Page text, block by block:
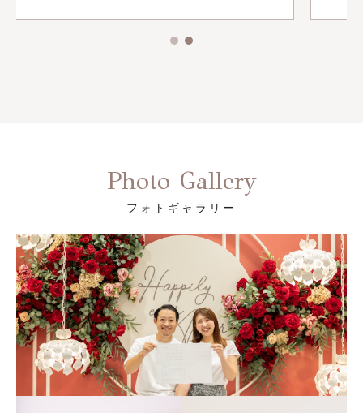
Photo Gallery
フォトギャラリー